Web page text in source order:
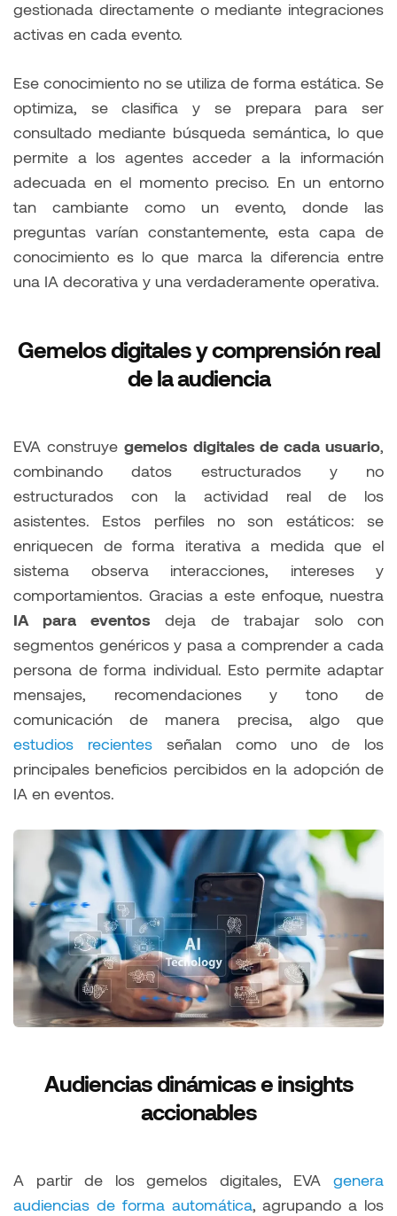
gestionada directamente o mediante integraciones
activas en cada evento.
Ese conocimiento no se utiliza de forma estática. Se
optimiza, se clasifica y se prepara para ser
consultado mediante búsqueda semántica, lo que
permite a los agentes acceder a la información
adecuada en el momento preciso. En un entorno
tan cambiante como un evento, donde las
preguntas varían constantemente, esta capa de
conocimiento es lo que marca la diferencia entre
una IA decorativa y una verdaderamente operativa.
Gemelos digitales y comprensión real
de la audiencia
EVA construye gemelos digitales de cada usuario,
combinando datos estructurados y no
estructurados con la actividad real de los
asistentes. Estos perfiles no son estáticos: se
enriquecen de forma iterativa a medida que el
sistema observa interacciones, intereses y
comportamientos. Gracias a este enfoque, nuestra
IA para eventos deja de trabajar solo con
segmentos genéricos y pasa a comprender a cada
persona de forma individual. Esto permite adaptar
mensajes, recomendaciones y tono de
comunicación de manera precisa, algo que
estudios recientes señalan como uno de los
principales beneficios percibidos en la adopción de
IA en eventos.
Audiencias dinámicas e insights
accionables
A partir de los gemelos digitales, EVA genera
audiencias de forma automática, agrupando a los